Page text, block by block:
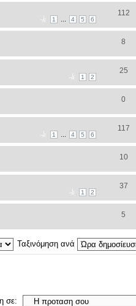
1 4 5 6
112
8
1 2
25
0
1 4 5 6
117
10
1 2
37
5
Ταξινόμηση ανά
σε: